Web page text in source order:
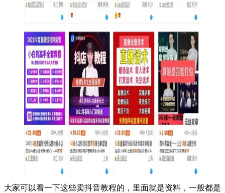
大家可以看一下这些卖抖音教程的，里面就是资料，一般都是